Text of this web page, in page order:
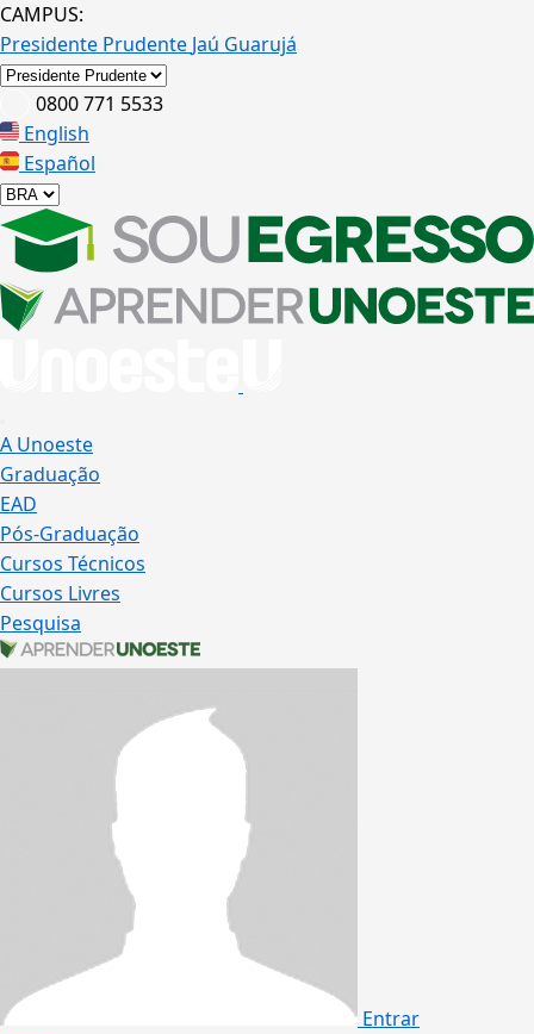
CAMPUS:
Presidente Prudente Jaú Guarujá
0800 771 5533
English
Español
A Unoeste
Graduação
EAD
Pós-Graduação
Cursos Técnicos
Cursos Livres
Pesquisa
Entrar